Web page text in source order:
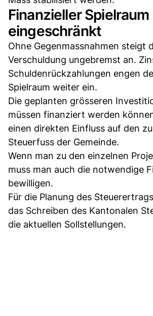
Finanzieller Spielraum
eingeschränkt
Ohne Gegenmassnahmen steigt
Verschuldung ungebremst an.
Schuldenrückzahlungen engen
Spielraum weiter ein.
Die geplanten grösseren
müssen finanziert werden
einen direkten Einfluss auf den
Steuerfuss der Gemeinde.
Wenn man zu den einzelnen
muss man auch die notwendige
bewilligen.
Für die Planung des
das Schreiben des Kantonalen
die aktuellen Sollstellungen.